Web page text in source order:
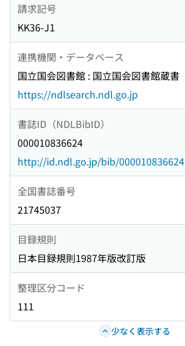
請求記号
KK36-J1
連携機関・データベース
国立国会図書館 : 国立国会図書館蔵書
https://ndlsearch.ndl.go.jp
書誌ID（NDLBibID）
000010836624
http://id.ndl.go.jp/bib/000010836624
全国書誌番号
21745037
目録規則
日本目録規則1987年版改訂版
整理区分コード
111
少なく表示する